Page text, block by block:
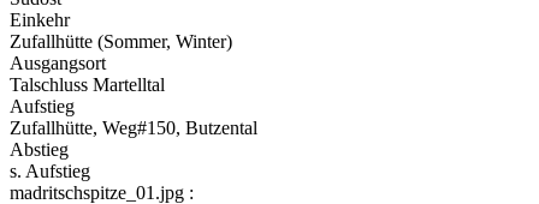
Einkehr
Zufallhütte (Sommer, Winter)
Ausgangsort
Talschluss Martelltal
Aufstieg
Zufallhütte, Weg#150, Butzental
Abstieg
s. Aufstieg
madritschspitze_01.jpg :